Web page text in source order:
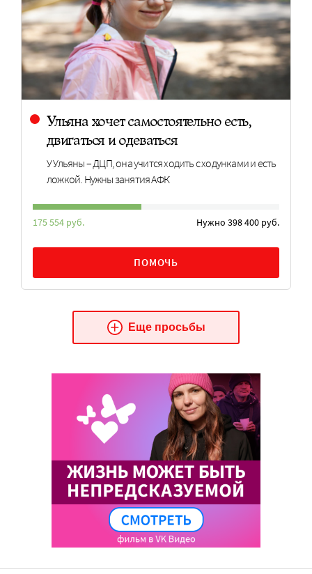
Ульяна хочет самостоятельно есть,
двигаться и одеваться
У Ульяны – ДЦП, она учится ходить с ходунками и есть
ложкой. Нужны занятия АФК
175 554 руб. Нужно 398 400 руб.
ПОМОЧЬ
Еще просьбы